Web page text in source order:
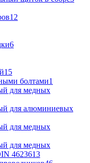
12
6
15
болтами1
для медных
для алюминиевых
для медных
для медных
4623613